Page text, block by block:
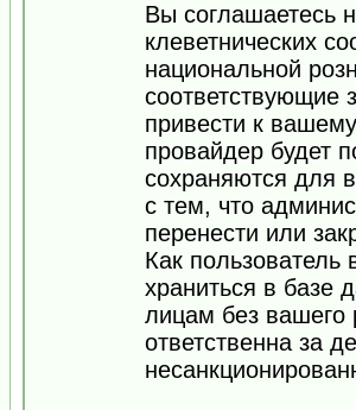
Вы соглашаетесь
клеветнических
национальной
соответствующие
привести к
провайдер будет
сохраняются для
с тем, что
перенести или
Как
храниться в базе
лицам без вашего
ответственна за